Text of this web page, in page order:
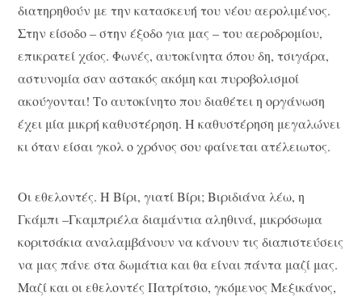
διατηρηθούν με την κατασκευή του νέου αερολιμένος.
Στην είσοδο – στην έξοδο για μας – του αεροδρομίου,
επικρατεί χάος. Φωνές, αυτοκίνητα όπου δη, τσιγάρα,
αστυνομία σαν αστακός ακόμη και πυροβολισμοί
ακούγονται! Το αυτοκίνητο που διαθέτει η οργάνωση
έχει μία μικρή καθυστέρηση. Η καθυστέρηση μεγαλώνει
κι όταν είσαι γκολ ο χρόνος σου φαίνεται ατέλειωτος.
Οι εθελοντές. Η Βίρι, γιατί Βίρι; Βιριδιάνα λέω, η
Γκάμπι –Γκαμπριέλα διαμάντια αληθινά, μικρόσωμα
κοριτσάκια αναλαμβάνουν να κάνουν τις διαπιστεύσεις
να μας πάνε στα δωμάτια και θα είναι πάντα μαζί μας.
Μαζί και οι εθελοντές Πατρίτσιο, γκόμενος Μεξικάνος,